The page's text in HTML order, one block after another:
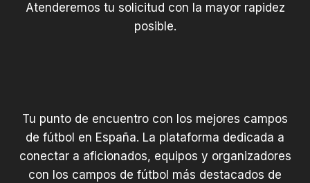
Atenderemos tu solicitud con la mayor rapidez
posible.
Tu punto de encuentro con los mejores campos
de fútbol en España. La plataforma dedicada a
conectar a aficionados, equipos y organizadores
con los campos de fútbol más destacados de